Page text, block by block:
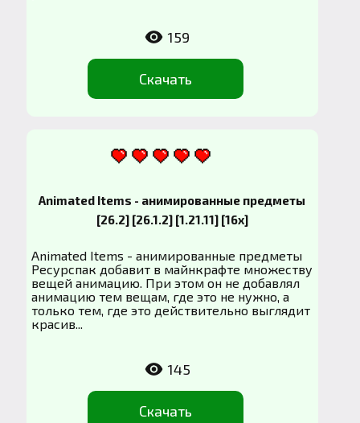
Скачать
159
Animated Items - анимированные предметы
[26.2] [26.1.2] [1.21.11] [16x]
Animated Items - анимированные предметы
Ресурспак добавит в майнкрафте множеству
вещей анимацию. При этом он не добавлял
анимацию тем вещам, где это не нужно, а
только тем, где это действительно выглядит
красив...
Скачать
145